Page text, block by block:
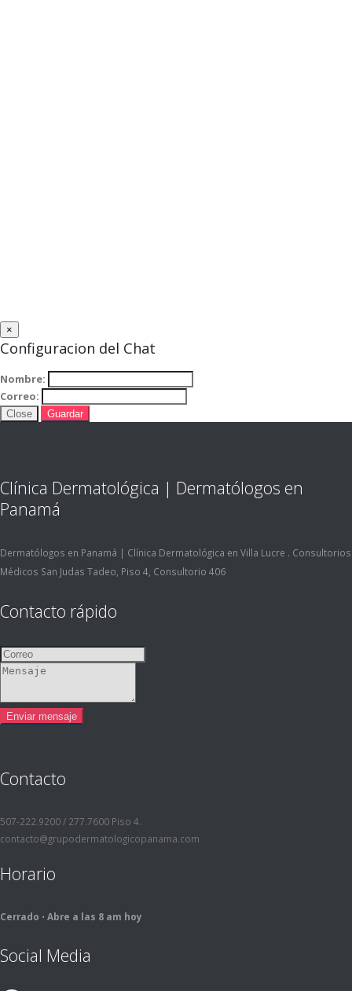
×
Configuracion del Chat
Nombre:
Correo:
Close Guardar
Clínica Dermatológica | Dermatólogos en
Panamá
Dermatólogos en Panamá | Clínica Dermatológica en Villa Lucre . Consultorios
Médicos San Judas Tadeo, Piso 4, Consultorio 406
Contacto rápido
Contacto
507-222.9200 / 277.7600 Piso 4.
contacto@grupodermatologicopanama.com
Horario
Cerrado ⋅ Abre a las 8 am hoy
Social Media